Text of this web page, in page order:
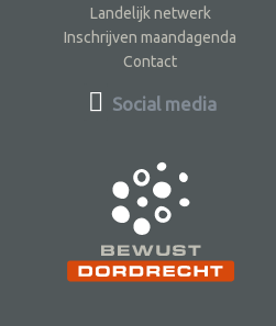
Landelijk netwerk
Inschrijven maandagenda
Contact
Social media